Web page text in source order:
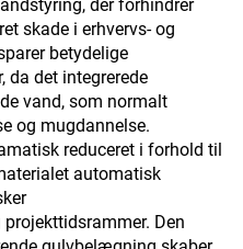
der forhindrer
skade i erhvervs- og
betydelige
da det integrerede
vand, som normalt
og mugdannelse.
reduceret i forhold til
automatisk
Den